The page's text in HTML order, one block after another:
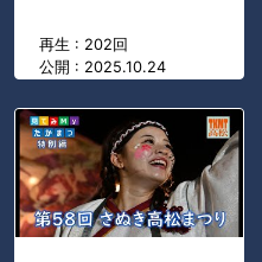
再生 : 202回
公開 : 2025.10.24